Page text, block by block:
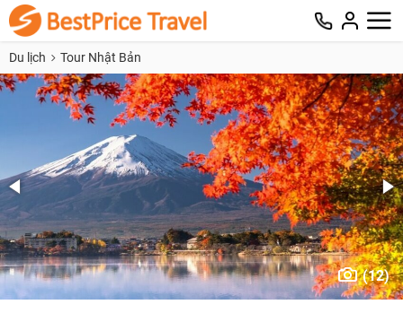
Du lịch Tour Nhật Bản
(12)